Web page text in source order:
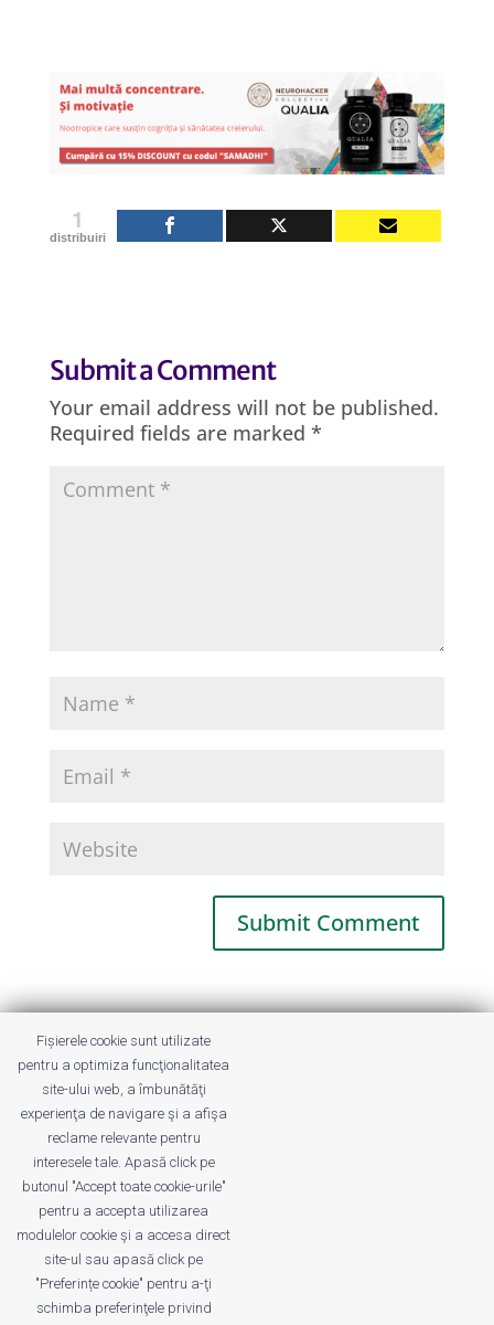
1
distribuiri
Submit a Comment
Your email address will not be published.
Required fields are marked *
This site uses Akismet to reduce spam.
Learn how your comment data is
processed.
Despre noi Publicitate
Privacy
Fișierele cookie sunt utilizate
pentru a optimiza funcţionalitatea
site-ului web, a îmbunătăţi
experienţa de navigare şi a afişa
reclame relevante pentru
interesele tale. Apasă click pe
butonul "Accept toate cookie-urile"
pentru a accepta utilizarea
modulelor cookie şi a accesa direct
site-ul sau apasă click pe
"Preferințe cookie" pentru a-ţi
schimba preferinţele privind